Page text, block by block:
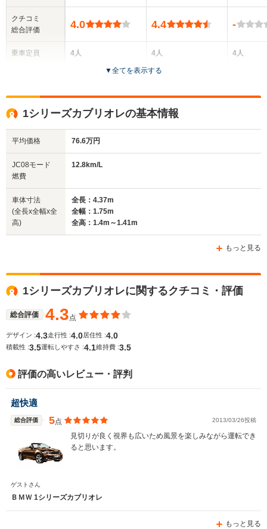
クチコミ
総合評価
乗車定員
サイズ
(全長x全幅x全高)
WLTCモード
燃費
4.0
4人
全高
1.37m～1.39m
全幅
1.78m
4.4
4人
2ドア
全高
1.41m
-
4人
▼全てを表示する
1シリーズカブリオレの基本情報
平均価格 76.6万円
JC08モード
燃費
12.8km/L
車体寸法
(全長x全幅x全
高)
全長：4.37m
全幅：1.75m
全高：1.4m～1.41m
もっと見る
1シリーズカブリオレに関するクチコミ・評価
総合評価 4.3点
デザイン :4.3走行性 :4.0居住性 :4.0
積載性 :3.5運転しやすさ :4.1維持費 :3.5
評価の高いレビュー・評判
超快適
総合評価 5点 2013/03/26投稿
見切りが良く視界も広いため風景を楽しみながら運転でき
ると思います。
ゲストさん
ＢＭＷ 1シリーズカブリオレ
もっと見る